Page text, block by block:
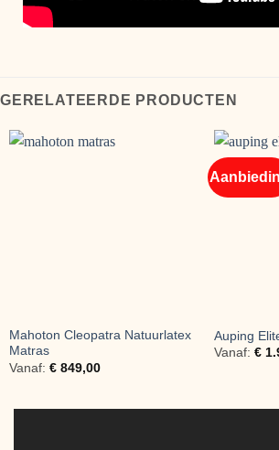
GERELATEERDE PRODUCTEN
Mahoton Cleopatra Natuurlatex
Matras
Vanaf: €849,00
Auping
Vanaf: €